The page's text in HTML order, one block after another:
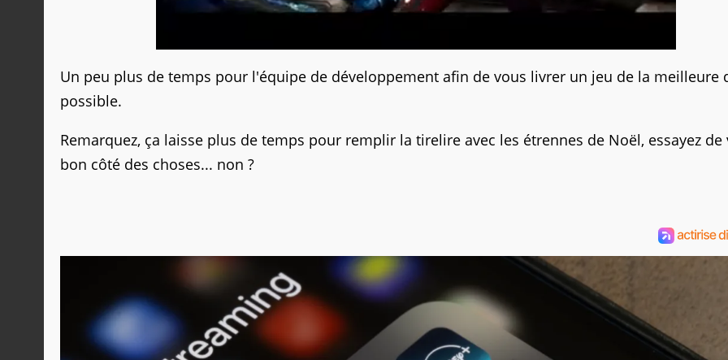
Un peu plus de temps pour l'équipe de développement afin de vous livrer un jeu de la meilleure
possible.
Remarquez, ça laisse plus de temps pour remplir la tirelire avec les étrennes de Noël, essayez de
bon côté des choses... non ?